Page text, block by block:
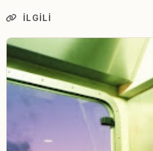
İLGILI